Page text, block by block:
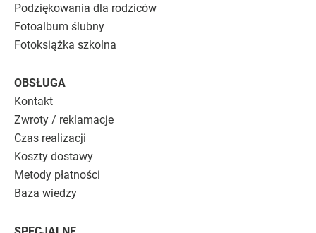
Podziękowania dla rodziców
Fotoalbum ślubny
Fotoksiążka szkolna
OBSŁUGA
Kontakt
Zwroty / reklamacje
Czas realizacji
Koszty dostawy
Metody płatności
Baza wiedzy